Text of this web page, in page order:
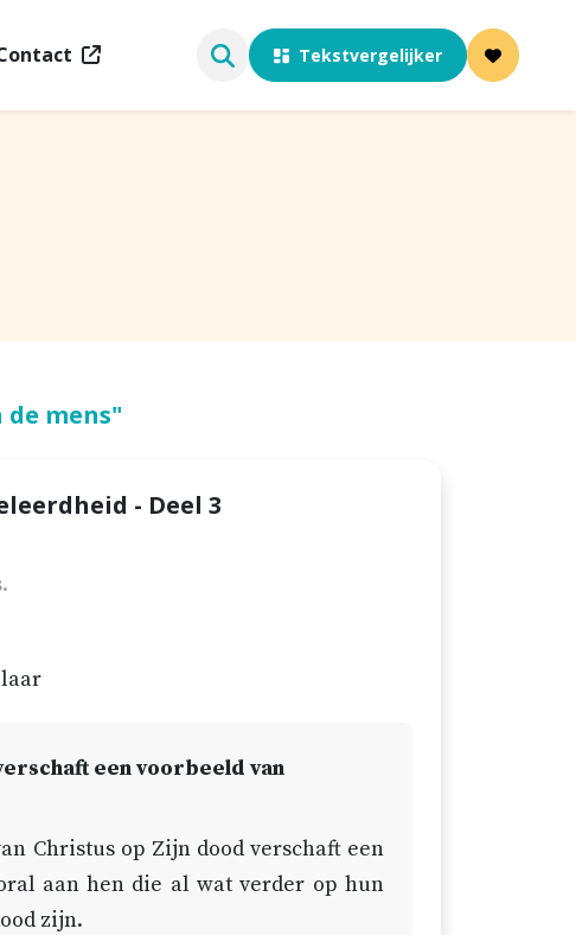
Tekstvergelijker
mens"
- Deel 3
een voorbeeld van
Christus op Zijn dood verschaft een
aan hen die al wat verder op hun
zijn.